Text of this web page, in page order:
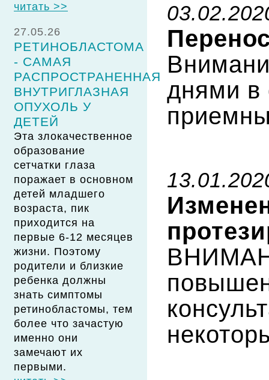
читать >>
27.05.26
РЕТИНОБЛАСТОМА
- САМАЯ
РАСПРОСТРАНЕННАЯ
ВНУТРИГЛАЗНАЯ
ОПУХОЛЬ У
ДЕТЕЙ
Эта злокачественное
образование
сетчатки глаза
поражает в основном
детей младшего
возраста, пик
приходится на
первые 6-12 месяцев
жизни. Поэтому
родители и близкие
ребенка должны
знать симптомы
ретинобластомы, тем
более что зачастую
именно они
замечают их
первыми.
днями в